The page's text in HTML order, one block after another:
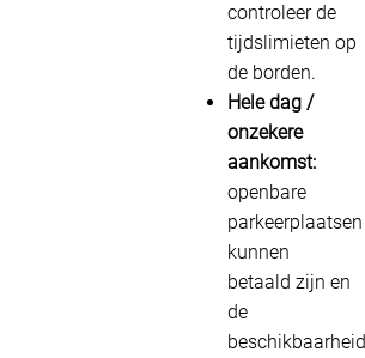
controleer de
tijdslimieten op
de borden.
Hele dag /
onzekere
aankomst:
openbare
parkeerplaatsen
kunnen
betaald zijn en
de
beschikbaarheid